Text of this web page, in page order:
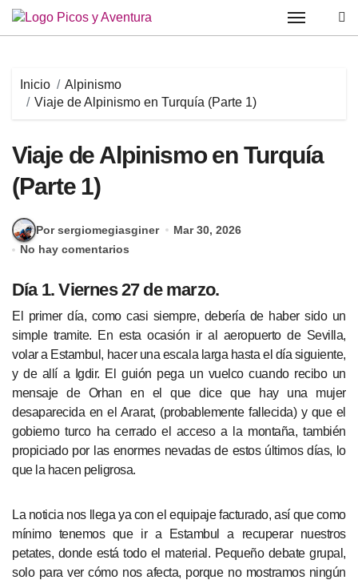
Saltar
Inicio
Alpinismo
Viaje de Alpinismo en Turquía (Parte 1)
Viaje de Alpinismo en Turquía
(Parte 1)
Por sergiomegiasginer
Mar 30, 2026
No hay comentarios
Día 1. Viernes 27 de marzo.
El primer día, como casi siempre, debería de haber sido un
simple tramite. En esta ocasión ir al aeropuerto de Sevilla,
volar a Estambul, hacer una escala larga hasta el día siguiente,
y de allí a Igdir. El guión pega un vuelco cuando recibo un
mensaje de Orhan en el que dice que hay una mujer
desaparecida en el Ararat, (probablemente fallecida) y que el
gobierno turco ha cerrado el acceso a la montaña, también
propiciado por las enormes nevadas de estos últimos días, lo
que la hacen peligrosa.
La noticia nos llega ya con el equipaje facturado, así que como
mínimo tenemos que ir a Estambul a recuperar nuestros
petates, donde está todo el material. Pequeño debate grupal,
solo para ver cómo nos afecta, porque no mostramos ningún